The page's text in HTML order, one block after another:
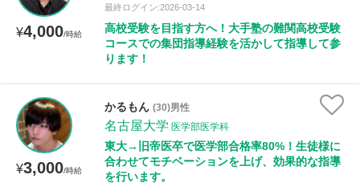
¥4,000/時給
最終ログイン:2026-03-14
高校受験を目指す方へ！大手塾の難関高校受験
コースでの集団指導経験を活かして指導して参
ります！
¥3,000/時給
かるもん (30)男性
名古屋大学 医学部医学科
東大→旧帝医卒で医学部合格率80%！生徒様に
合わせてモチベーションを上げ、効果的な指導
を行います。